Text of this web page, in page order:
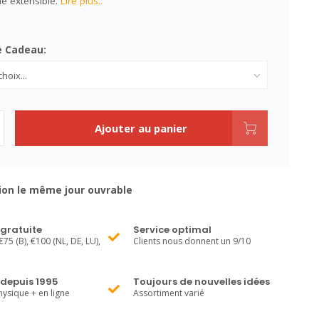
Cadeau:
Ajouter au panier
le même jour ouvrable
gratuite
(B), €100 (NL, DE, LU),
Service optimal
Clients nous donnent un 9/10
1995
+ en ligne
Toujours de nouvelles idées
Assortiment varié